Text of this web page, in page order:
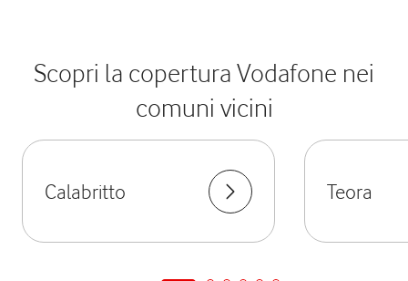
Scopri la copertura Vodafone nei
comuni vicini
Calabritto Teora